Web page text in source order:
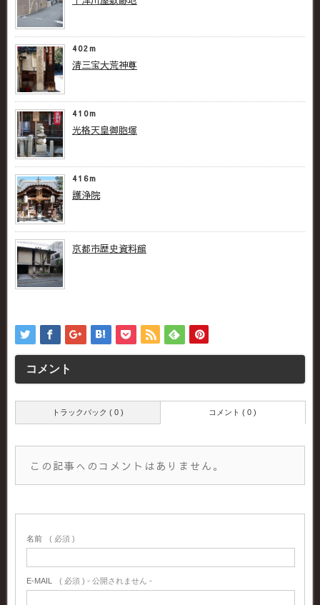
402m
清三宝大荒神尊
410m
光格天皇御胞塚
416m
護浄院
京都市歴史資料館
コメント
トラックバック ( 0 ) コメント ( 0 )
この記事へのコメントはありません。
名前 ( 必須 )
E-MAIL ( 必須 ) - 公開されません -